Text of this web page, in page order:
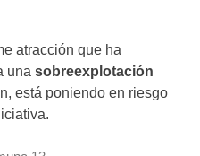
atracción que ha
una sobreexplotación
está poniendo en riesgo